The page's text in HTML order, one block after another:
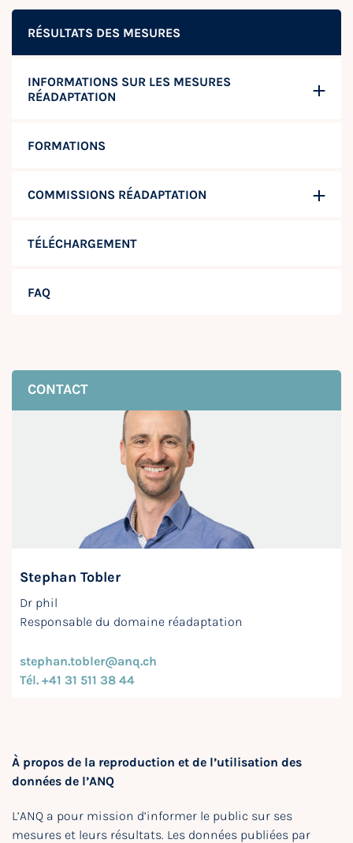
RÉSULTATS DES MESURES
INFORMATIONS SUR LES MESURES
RÉADAPTATION
FORMATIONS
COMMISSIONS RÉADAPTATION
TÉLÉCHARGEMENT
FAQ
CONTACT
Stephan Tobler
Dr phil
Responsable du domaine réadaptation
stephan.tobler@anq.ch
Tél. +41 31 511 38 44
À propos de la reproduction et de l’utilisation des
données de l’ANQ
L’ANQ a pour mission d’informer le public sur ses
mesures et leurs résultats. Les données publiées par